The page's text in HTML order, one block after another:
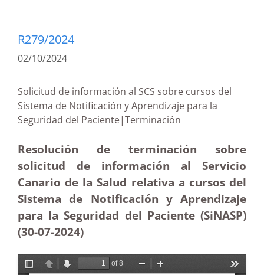
R279/2024
02/10/2024
Solicitud de información al SCS sobre cursos del
Sistema de Notificación y Aprendizaje para la
Seguridad del Paciente|Terminación
Resolución de terminación sobre
solicitud de información al Servicio
Canario de la Salud relativa a cursos del
Sistema de Notificación y Aprendizaje
para la Seguridad del Paciente (SiNASP)
(30-07-2024)